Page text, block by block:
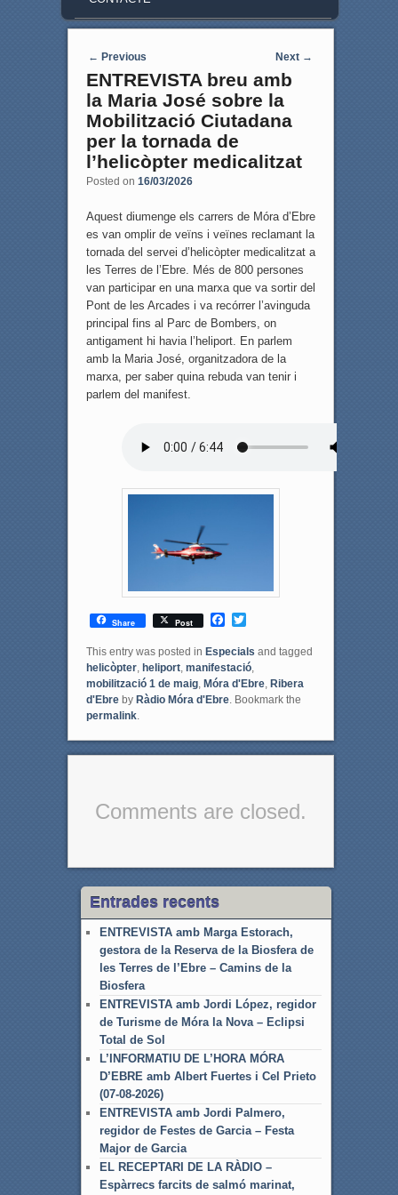
Post navigation
← Previous Next →
ENTREVISTA breu amb
la Maria José sobre la
Mobilització Ciutadana
per la tornada de
l’helicòpter medicalitzat
Posted on 16/03/2026
Aquest diumenge els carrers de Móra d’Ebre
es van omplir de veïns i veïnes reclamant la
tornada del servei d’helicòpter medicalitzat a
les Terres de l’Ebre. Més de 800 persones
van participar en una marxa que va sortir del
Pont de les Arcades i va recórrer l’avinguda
principal fins al Parc de Bombers, on
antigament hi havia l’heliport. En parlem
amb la Maria José, organitzadora de la
marxa, per saber quina rebuda van tenir i
parlem del manifest.
Share Post
F
c
e
b
o
o
T
i
t
t
e
r
This entry was posted in Especials and tagged
helicòpter, heliport, manifestació,
mobilització 1 de maig, Móra d'Ebre, Ribera
d'Ebreby Ràdio Móra d'Ebre. Bookmark the
permalink.
Comments are closed.
Entrades recents
ENTREVISTA amb Marga Estorach,
gestora de la Reserva de la Biosfera de
les Terres de l’Ebre – Camins de la
Biosfera
ENTREVISTA amb Jordi López, regidor
de Turisme de Móra la Nova – Eclipsi
Total de Sol
L’INFORMATIU DE L’HORA MÓRA
D’EBRE amb Albert Fuertes i Cel Prieto
(07-08-2026)
ENTREVISTA amb Jordi Palmero,
regidor de Festes de Garcia – Festa
Major de Garcia
EL RECEPTARI DE LA RÀDIO –
Espàrrecs farcits de salmó marinat,